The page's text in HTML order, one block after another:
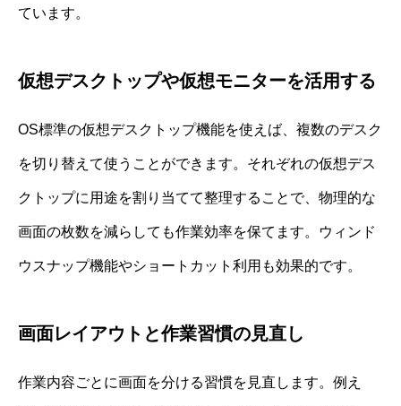
ています。
仮想デスクトップや仮想モニターを活用する
OS標準の仮想デスクトップ機能を使えば、複数のデスク
を切り替えて使うことができます。それぞれの仮想デス
クトップに用途を割り当てて整理することで、物理的な
画面の枚数を減らしても作業効率を保てます。ウィンド
ウスナップ機能やショートカット利用も効果的です。
画面レイアウトと作業習慣の見直し
作業内容ごとに画面を分ける習慣を見直します。例え